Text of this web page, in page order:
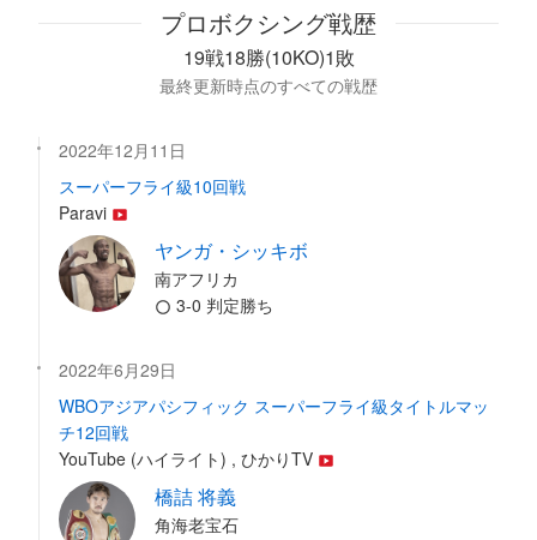
プロボクシング戦歴
19戦18勝(10KO)1敗
最終更新時点のすべての戦歴
2022年12月11日
スーパーフライ級10回戦
Paravi
ヤンガ・シッキボ
南アフリカ
3-0 判定勝ち
2022年6月29日
WBOアジアパシフィック スーパーフライ級タイトルマッ
チ12回戦
YouTube (ハイライト) , ひかりTV
橋詰 将義
角海老宝石